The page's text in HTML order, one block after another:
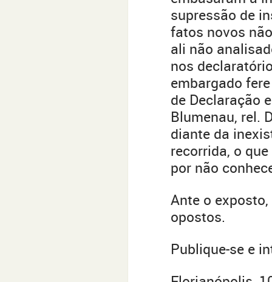
supressão de
fatos novos
ali não
nos
embargado
de Declaração
Blumenau, rel.
diante da
recorrida, o
por não
Ante o
opostos.
Publique-se e